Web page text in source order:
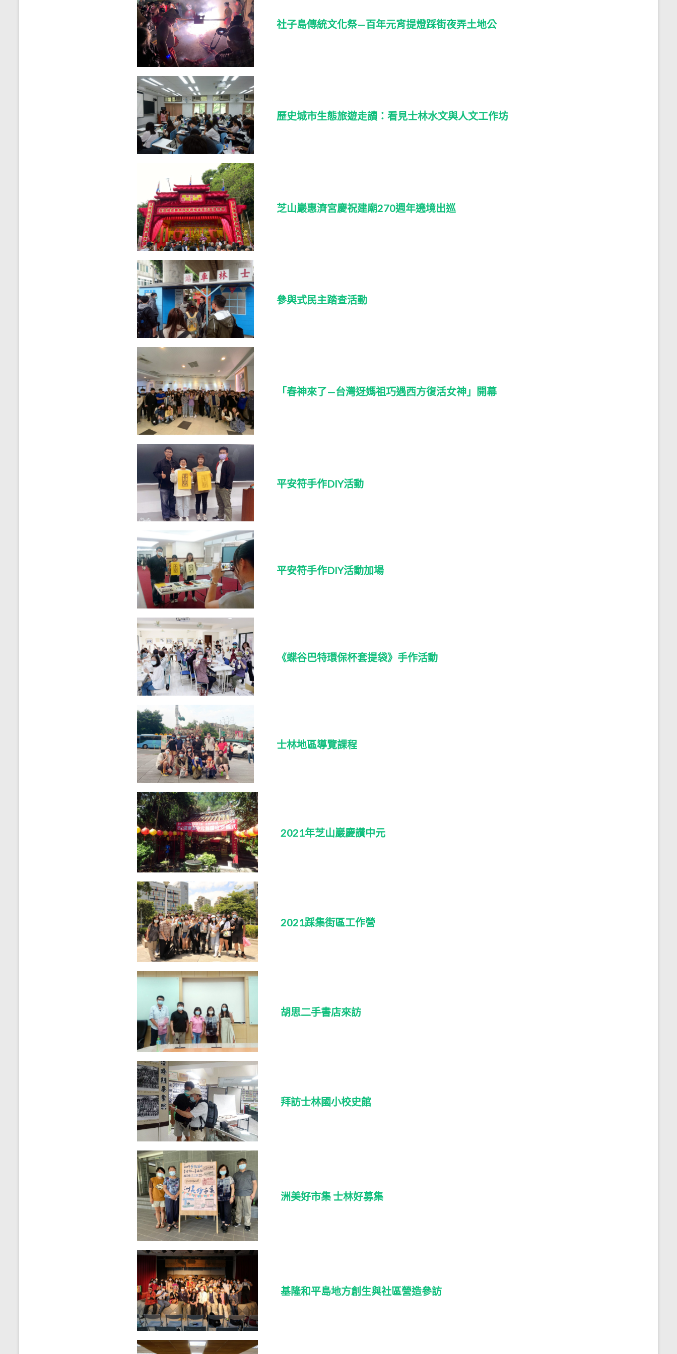
社子島傳統文化祭—百年元宵提燈踩街夜弄土地公
歷史城市生態旅遊走讀：看見士林水文與人文工作坊
芝山巖惠濟宮慶祝建廟270週年遶境出巡
參與式民主踏查活動
「春神來了—台灣迓媽祖巧遇西方復活女神」開幕
平安符手作DIY活動
平安符手作DIY活動加場
《蝶谷巴特環保杯套提袋》手作活動
士林地區導覽課程
2021年芝山巖慶讚中元
2021踩集街區工作營
胡思二手書店來訪
拜訪士林國小校史館
洲美好市集 士林好募集
基隆和平島地方創生與社區營造參訪